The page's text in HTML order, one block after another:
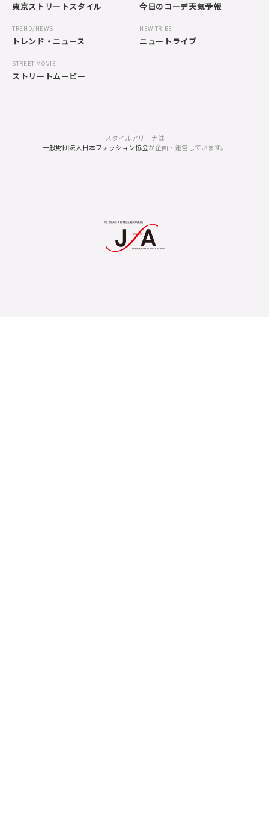
東京ストリートスタイル 今日のコーデ天気予報
TREND/NEWS
トレンド・ニュース
NEW TRIBE
ニュートライブ
STREET MOVIE
ストリートムービー
スタイルアリーナは
一般財団法人日本ファッション協会が企画・運営しています。